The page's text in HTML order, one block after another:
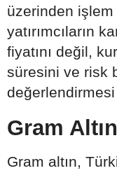
üzerinden
yatırımcıların
fiyatını değil,
süresini ve risk
değerlendirmesi
Gram
Gram altın,